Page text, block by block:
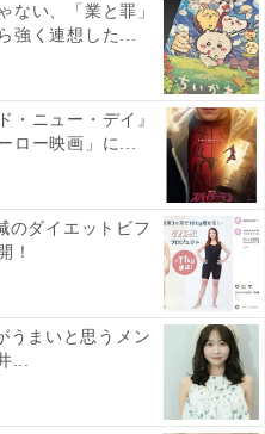
ディスコ』（Perfume）
ない、「業と罪」
強く連想した...
・ニュー・デイ』
ロー映画」に...
のダイエットビフ
！
うまいと思うメン
...